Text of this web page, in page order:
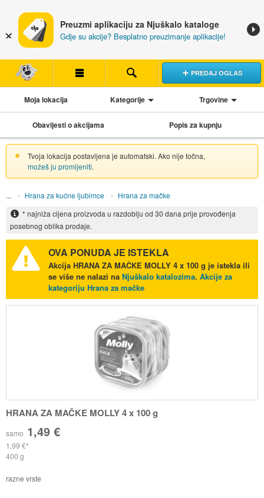
Preuzmi aplikaciju za Njuškalo kataloge
Gdje su akcije? Besplatno preuzimanje aplikacije!
PREDAJ OGLAS
Moja lokacija Kategorije Trgovine
Obavijesti o akcijama Popis za kupnju
Tvoja lokacija postavljena je automatski. Ako nije točna,
možeš ju promijeniti.
Hrana za kućne ljubimce
Hrana za mačke
* najniža cijena proizvoda u razdoblju od 30 dana prije provođenja
posebnog oblika prodaje.
OVA PONUDA JE ISTEKLA
Akcija HRANA ZA MAČKE MOLLY 4 x 100 g je istekla ili
se više ne nalazi na Njuškalo katalozima. Akcije za
kategoriju Hrana za mačke
HRANA ZA MAČKE MOLLY 4 x 100 g
samo 1,49 €
1,99 €
400 g
razne vrste